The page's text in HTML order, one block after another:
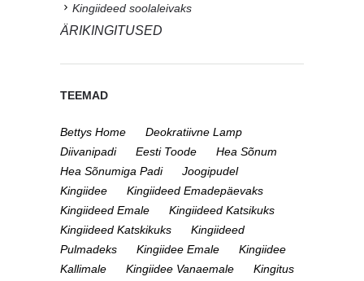
Kingiideed soolaleivaks
ÄRIKINGITUSED
TEEMAD
Bettys Home
Deokratiivne Lamp
Diivanipadi
Eesti Toode
Hea Sõnum
Hea Sõnumiga Padi
Joogipudel
Kingiidee
Kingiideed Emadepäevaks
Kingiideed Emale
Kingiideed Katsikuks
Kingiideed Katskikuks
Kingiideed
Pulmadeks
Kingiidee Emale
Kingiidee
Kallimale
Kingiidee Vanaemale
Kingitus